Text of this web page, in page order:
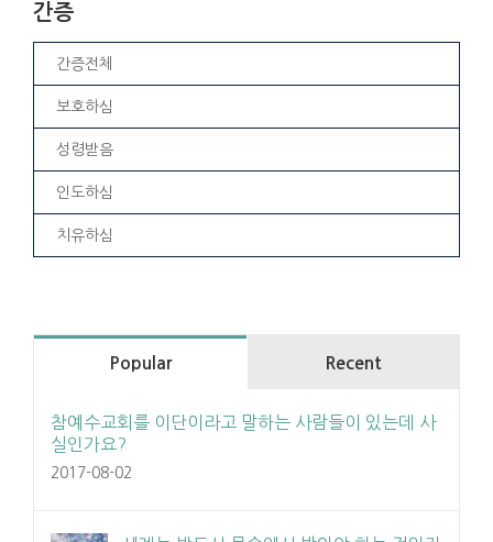
간증
간증전체
보호하심
성령받음
인도하심
치유하심
Popular Recent
참예수교회를 이단이라고 말하는 사람들이 있는데 사
실인가요?
2017-08-02